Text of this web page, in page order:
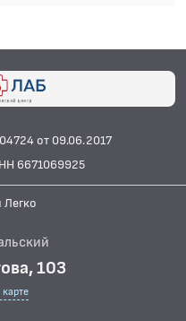
от 09.06.2017
6671069925
Легко
103